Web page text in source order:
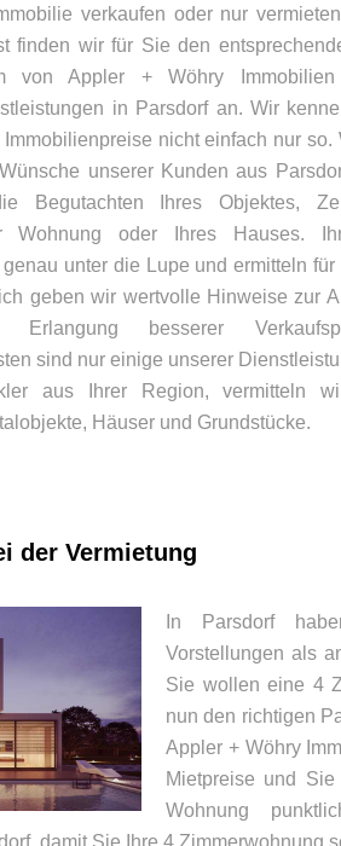
verkaufen oder nur
finden wir für Sie den
von Appler + Wöhry
in Parsdorf an. Wir
Immobilienpreise nicht einfach nur so.
unserer Kunden aus
Begutachten Ihres Objektes,
Wohnung oder Ihres Hauses.
unter die Lupe und ermitteln
geben wir wertvolle Hinweise zur
Erlangung besserer
sind nur einige unserer
aus Ihrer Region, vermitteln
Häuser und Grundstücke.
der Vermietung
In Parsdorf
Vorstellungen als
Sie wollen eine 4
nun den richtigen
Appler + Wöhry
Mietpreise und
Wohnung
damit Sie Ihre 4 Zimmerwohnung